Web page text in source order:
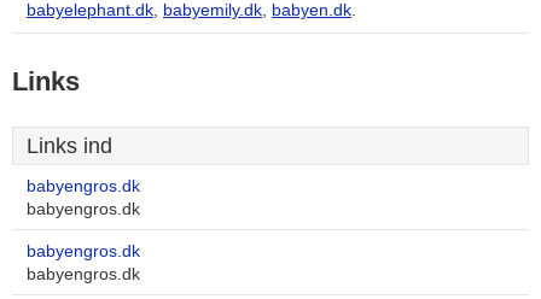
babyelephant.dk, babyemily.dk, babyen.dk.
Links
Links ind
babyengros.dk
babyengros.dk
babyengros.dk
babyengros.dk